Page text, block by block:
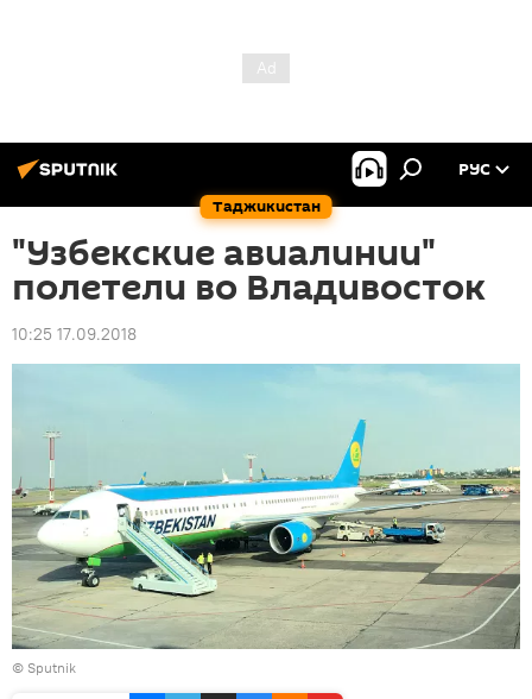
Таджикистан
РУС
"Узбекские авиалинии"
полетели во Владивосток
10:25 17.09.2018
© Sputnik